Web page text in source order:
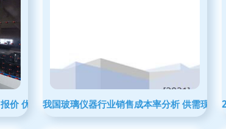
价 优质供应与清晰标识助力采购决策
我国玻璃仪器行业销售成本率分析 供需现状